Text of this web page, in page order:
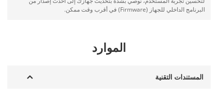
البرنامج الداخلي للجهاز (Firmware) في أقرب وقت ممكن.
الموارد
المستندات التقنية